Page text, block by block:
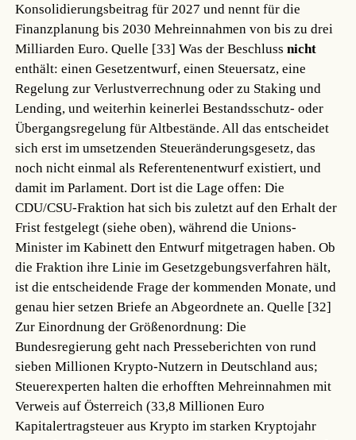
Konsolidierungsbeitrag für 2027 und nennt für die
Finanzplanung bis 2030 Mehreinnahmen von bis zu drei
Milliarden Euro.Quelle [33] Was der Beschlussnicht
enthält: einen Gesetzentwurf, einen Steuersatz, eine
Regelung zur Verlustverrechnung oder zu Staking und
Lending, und weiterhin keinerlei Bestandsschutz- oder
Übergangsregelung für Altbestände. All das entscheidet
sich erst im umsetzenden Steueränderungsgesetz, das
noch nicht einmal als Referentenentwurf existiert, und
damit im Parlament. Dort ist die Lage offen: Die
CDU/CSU-Fraktion hat sich bis zuletzt auf den Erhalt der
Frist festgelegt (siehe oben), während die Unions-
Minister im Kabinett den Entwurf mitgetragen haben. Ob
die Fraktion ihre Linie im Gesetzgebungsverfahren hält,
ist die entscheidende Frage der kommenden Monate, und
genau hier setzen Briefe an Abgeordnete an.Quelle [32]
Zur Einordnung der Größenordnung: Die
Bundesregierung geht nach Presseberichten von rund
sieben Millionen Krypto-Nutzern in Deutschland aus;
Steuerexperten halten die erhofften Mehreinnahmen mit
Verweis auf Österreich (33,8 Millionen Euro
Kapitalertragsteuer aus Krypto im starken Kryptojahr